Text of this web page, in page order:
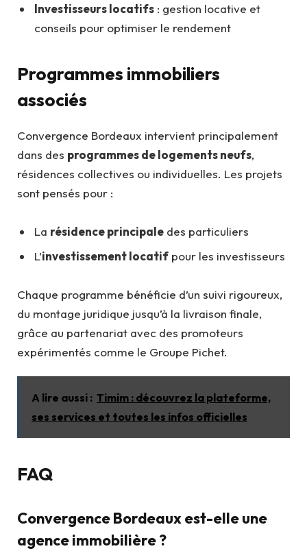
Investisseurs locatifs : gestion locative et
conseils pour optimiser le rendement
Programmes immobiliers
associés
Convergence Bordeaux intervient principalement
dans des programmes de logements neufs,
résidences collectives ou individuelles. Les projets
sont pensés pour :
La résidence principale des particuliers
L’investissement locatif pour les investisseurs
Chaque programme bénéficie d’un suivi rigoureux,
du montage juridique jusqu’à la livraison finale,
grâce au partenariat avec des promoteurs
expérimentés comme le Groupe Pichet.
A lire aussi : Timim : découvrez la plateforme,
ses services et toutes les infos officielles
FAQ
Convergence Bordeaux est-elle une
agence immobilière ?